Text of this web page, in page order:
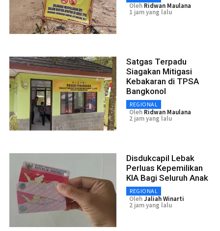
Oleh Ridwan Maulana
1 jam yang lalu
Satgas Terpadu
Siagakan Mitigasi
Kebakaran di TPSA
Bangkonol
REGIONAL
Oleh Ridwan Maulana
2 jam yang lalu
Disdukcapil Lebak
Perluas Kepemilikan
KIA Bagi Seluruh Anak
REGIONAL
OlehJaliah Winarti
2 jam yang lalu